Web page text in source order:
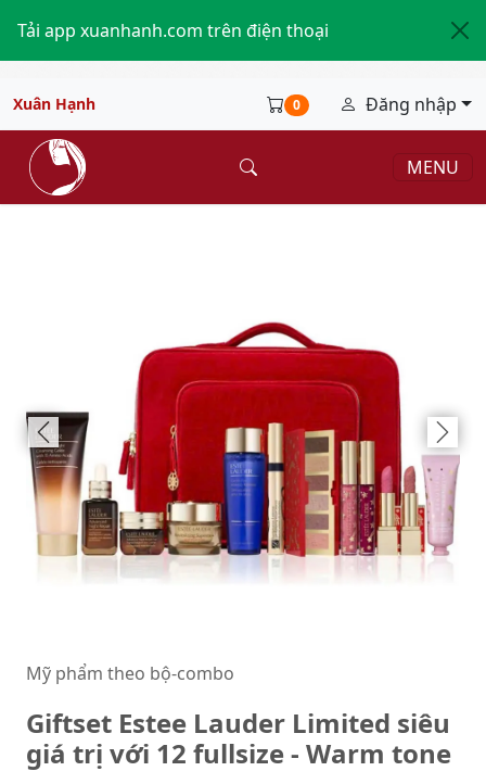
Tải app xuanhanh.com trên điện thoại
Xuân Hạnh 0 Đăng nhập
MENU
Mỹ phẩm theo bộ-combo
Giftset Estee Lauder Limited siêu
giá trị với 12 fullsize - Warm tone